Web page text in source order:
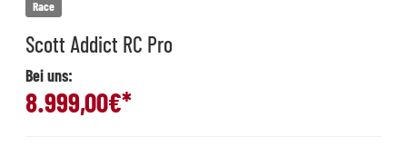
Race
Scott Addict RC Pro
Bei uns:
8.999,00€*